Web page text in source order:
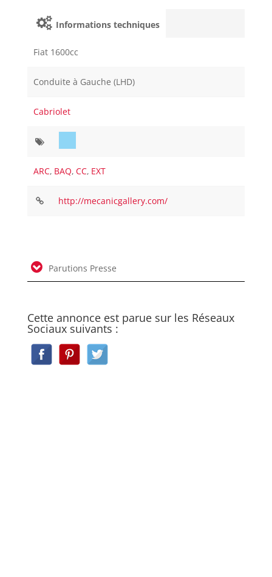
Informations techniques
Fiat 1600cc
Conduite à Gauche (LHD)
Cabriolet
ARC, BAQ, CC, EXT
http://mecanicgallery.com/
Parutions Presse
Cette annonce est parue sur les Réseaux
Sociaux suivants :